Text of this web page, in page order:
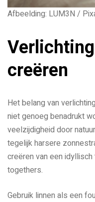
Afbeelding: LUM3N /
creëren
Het belang van
niet genoeg benadrukt
veelzijdigheid door
tegelijk harsere
creëren van een
togethers.
Gebruik linnen als een